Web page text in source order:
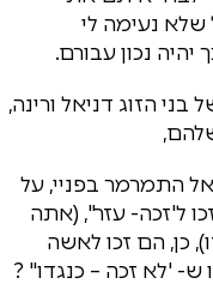
נעימה לי
נכון עבורם.
הזוג דניאל ורינה,
התמרמר בפניי, על
ל'זכה- עזר", (אתה
כן, הם זכו לאשה
'לא זכה – כנגדו" ?